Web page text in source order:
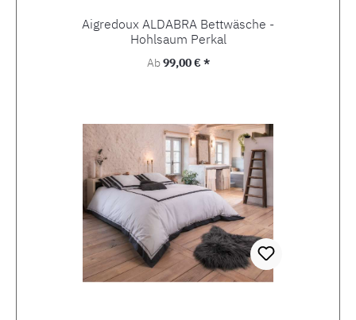
Aigredoux ALDABRA Bettwäsche -
Hohlsaum Perkal
Regulärer Preis:
Ab99,00 € *